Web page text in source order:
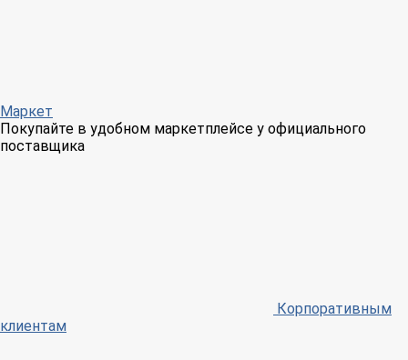
Маркет
Покупайте в удобном маркетплейсе у официального
поставщика
Корпоративным
клиентам